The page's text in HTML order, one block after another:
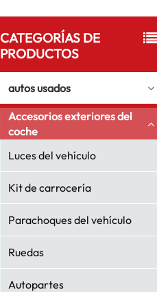
CATEGORÍAS DE
PRODUCTOS
autos usados
Accesorios exteriores del
coche
Luces del vehículo
Kit de carrocería
Parachoques del vehículo
Ruedas
Autopartes